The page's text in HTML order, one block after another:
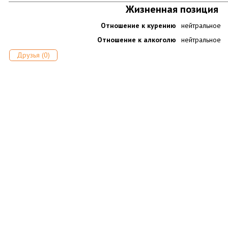
Жизненная позиция
Отношение к курению
нейтральное
Отношение к алкоголю
нейтральное
Друзья (0)